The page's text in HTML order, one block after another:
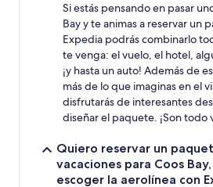
Si estás pensando en pasar
Bay y te animas a reservar un
Expedia podrás combinarlo
te venga: el vuelo, el hotel,
¡y hasta un auto! Además de
más de lo que imaginas en el
disfrutarás de interesantes
diseñar el paquete. ¡Son todo
Quiero reservar un
vacaciones para Coos
escoger la aerolínea con